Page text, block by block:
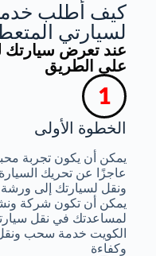
كيف أطلب
لسيارتي
عند تعرض سيارتك
على الطريق
الخطوة الأولى
يمكن أن يكون تجربة
عاجزًا عن تحريك
ونقل لسيارتك إلى ورشة
يمكن أن تكون شركة
لمساعدتك في نقل
الكويت خدمة سحب
وكفاءة